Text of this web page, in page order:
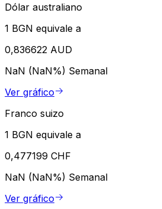
Dólar australiano
1 BGN equivale a
0,836622 AUD
NaN (NaN%) Semanal
Ver gráfico
Franco suizo
1 BGN equivale a
0,477199 CHF
NaN (NaN%) Semanal
Ver gráfico